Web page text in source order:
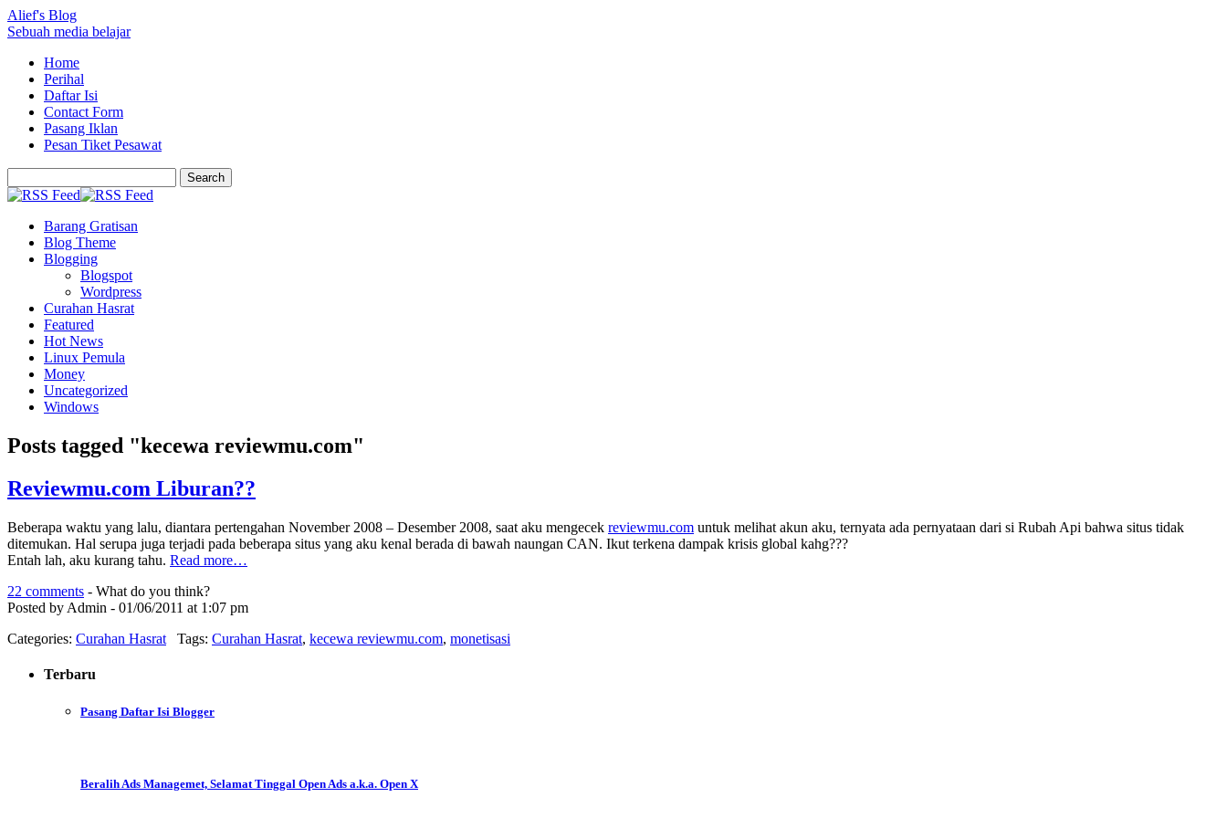
Alief's Blog
Sebuah media belajar
Home
Perihal
Daftar Isi
Contact Form
Pasang Iklan
Pesan Tiket Pesawat
Barang Gratisan
Blog Theme
Blogging
Blogspot
Wordpress
Curahan Hasrat
Featured
Hot News
Linux Pemula
Money
Uncategorized
Windows
Posts tagged "kecewa reviewmu.com"
Reviewmu.com Liburan??
Beberapa waktu yang lalu, diantara pertengahan November 2008 – Desember 2008, saat aku mengecek reviewmu.com untuk melihat akun aku, ternyata ada pernyataan dari si Rubah Api bahwa situs tidak
ditemukan. Hal serupa juga terjadi pada beberapa situs yang aku kenal berada di bawah naungan CAN. Ikut terkena dampak krisis global kahg???
Entah lah, aku kurang tahu. Read more…
22 comments - What do you think?
Posted by Admin - 01/06/2011 at 1:07 pm
Categories: Curahan Hasrat Tags: Curahan Hasrat, kecewa reviewmu.com, monetisasi
Terbaru
Pasang Daftar Isi Blogger
Beralih Ads Managemet, Selamat Tinggal Open Ads a.k.a. Open X